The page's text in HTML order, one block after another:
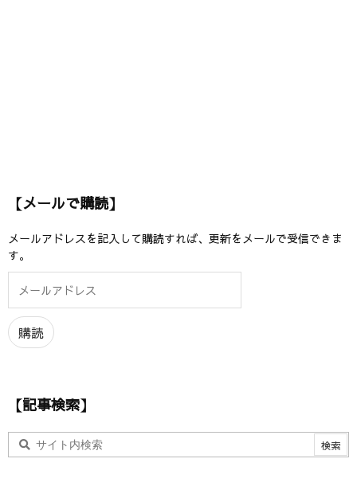
【メールで購読】
メールアドレスを記入して購読すれば、更新をメールで受信できま
す。
ル
ア
ド
購読
【記事検索】